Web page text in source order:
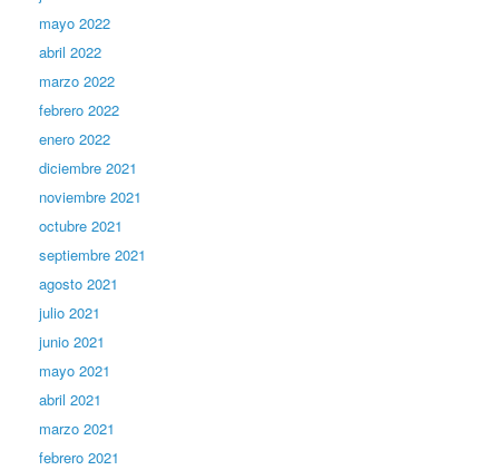
mayo 2022
abril 2022
marzo 2022
febrero 2022
enero 2022
diciembre 2021
noviembre 2021
octubre 2021
septiembre 2021
agosto 2021
julio 2021
junio 2021
mayo 2021
abril 2021
marzo 2021
febrero 2021